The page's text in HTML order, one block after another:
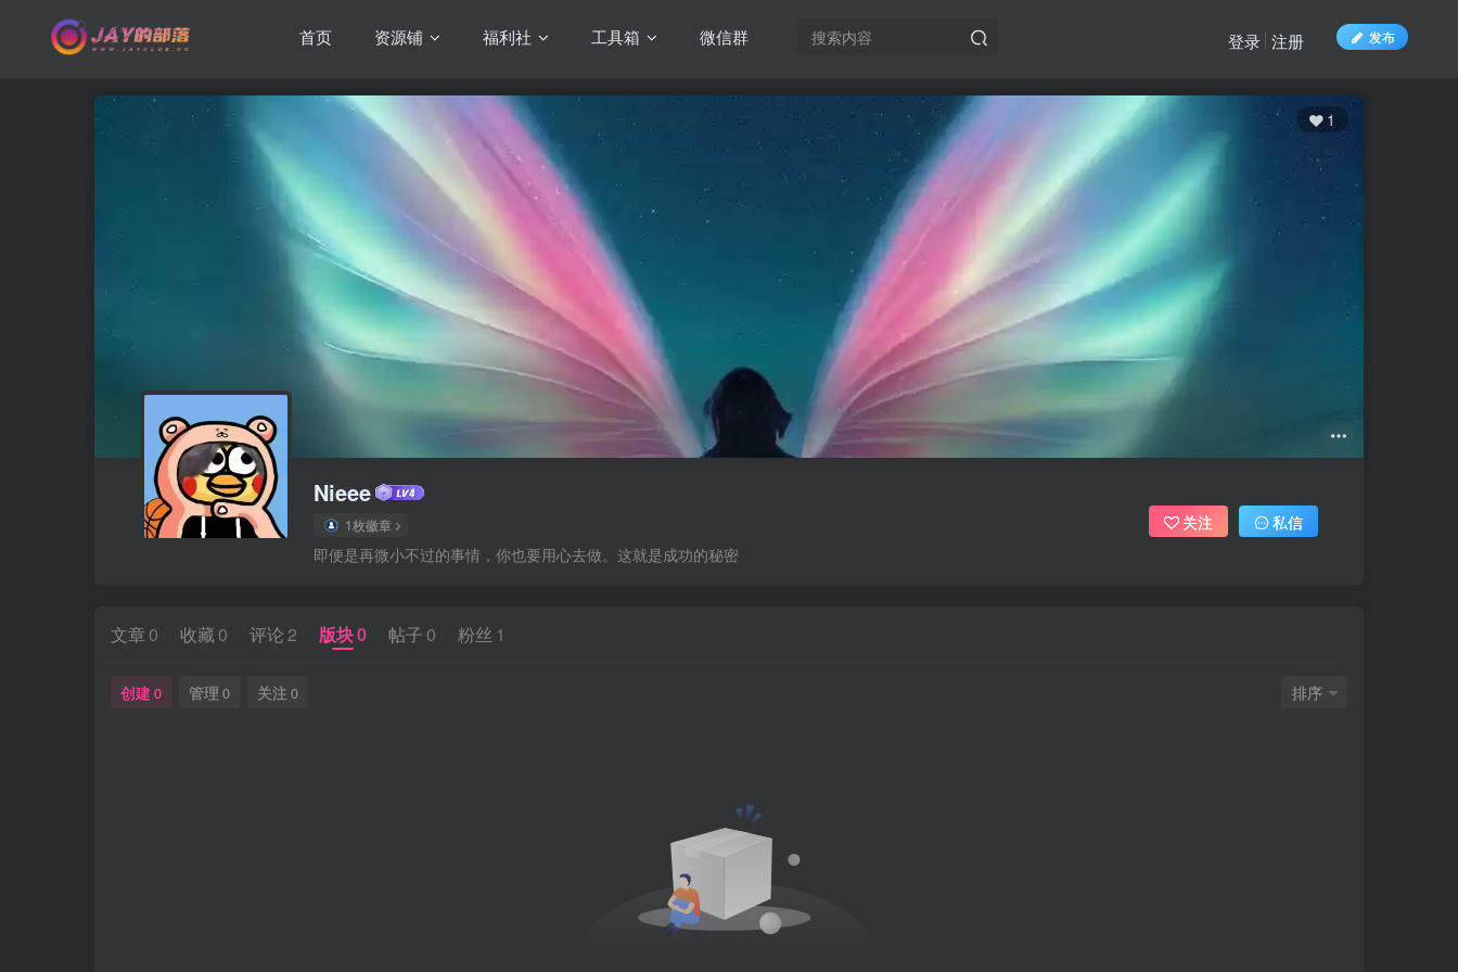
首页 资源铺 福利社 工具箱 微信群 发布
登录 注册
1
Nieee
1枚徽章
即便是再微小不过的事情，你也要用心去做。这就是成功的秘密
关注 私信
文章 0 收藏 0 评论2 版块0 帖子 0 粉丝 1
创建 0 管理 0 关注 0 排序